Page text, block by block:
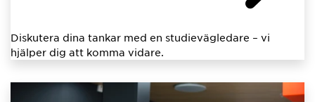
Diskutera dina tankar med en studievägledare – vi
hjälper dig att komma vidare.